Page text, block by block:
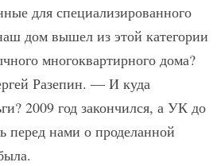
для специализированного
дом вышел из этой категории
многоквартирного дома?
Разепин. — И куда
2009 год закончился, а УК до
перед нами о проделанной